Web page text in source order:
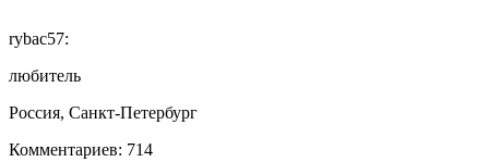
rybac57:
любитель
Россия, Санкт-Петербург
Комментариев: 714